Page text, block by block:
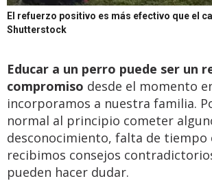
El refuerzo positivo es más efectivo que el
Shutterstock
Educar a un perro puede ser un
compromiso desde el momento
incorporamos a nuestra familia.
normal al principio cometer
desconocimiento, falta de tiempo
recibimos consejos
pueden hacer dudar.